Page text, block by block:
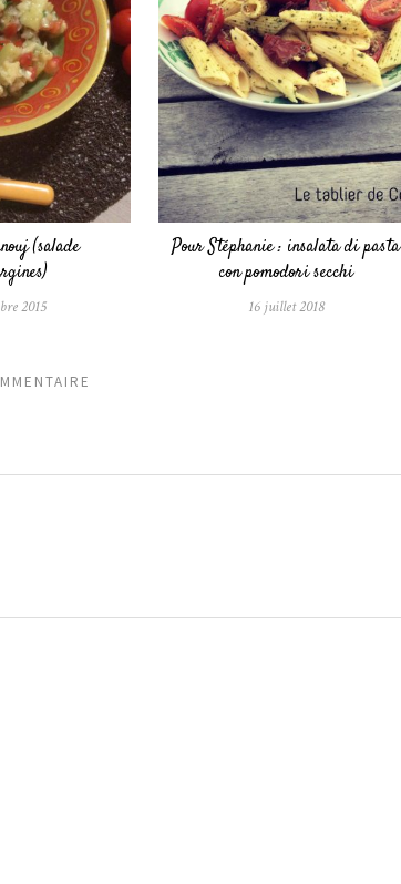
(salade
2015
Pour Stéphanie : insalata di pasta
con pomodori secchi
16 juillet 2018